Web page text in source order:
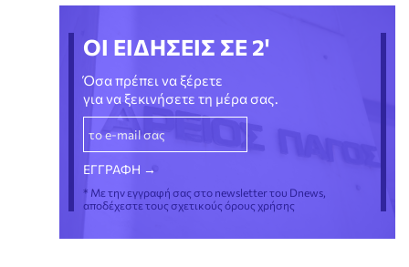
ΟΙ ΕΙΔΗΣΕΙΣ ΣΕ 2'
Όσα πρέπει να ξέρετε
για να ξεκινήσετε τη μέρα σας.
* Με την εγγραφή σας στο newsletter του Dnews,
αποδέχεστε τους σχετικούς όρους χρήσης